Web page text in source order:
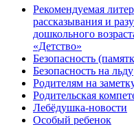
Рекомендуемая
рассказывания и
дошкольного
«Детство»
Безопасность
Безопасность на льду
Родителям на
Родительская
Лебёдушка-новости
Особый ребенок